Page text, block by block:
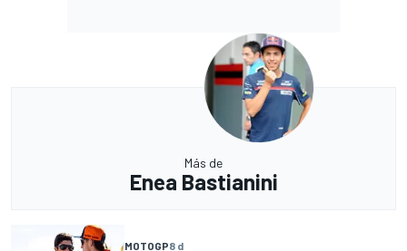
Más de
Enea Bastianini
MOTOGP8 d